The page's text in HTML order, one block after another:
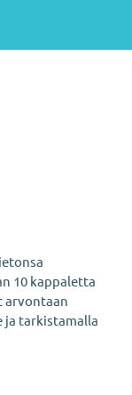
JHL ry 081
10 kappaletta
arvontaan
ja tarkistamalla